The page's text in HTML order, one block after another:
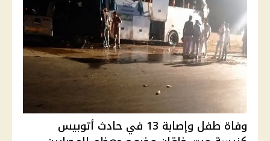
وفاة طفل وإصابة 13 في حادث أتوبيس